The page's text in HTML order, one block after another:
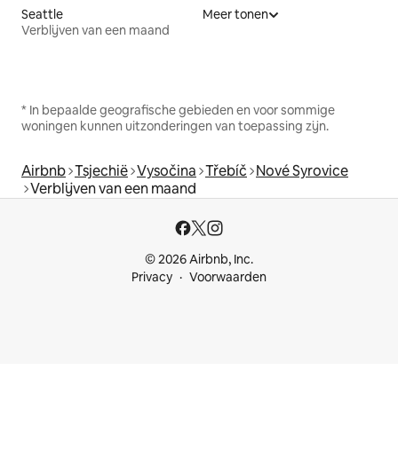
Seattle
Verblijven van een maand
Meer tonen
* In bepaalde geografische gebieden en voor sommige
woningen kunnen uitzonderingen van toepassing zijn.
Airbnb Tsjechië Vysočina Třebíč Nové Syrovice
Verblijven van een maand
© 2026 Airbnb, Inc.
Privacy
Voorwaarden